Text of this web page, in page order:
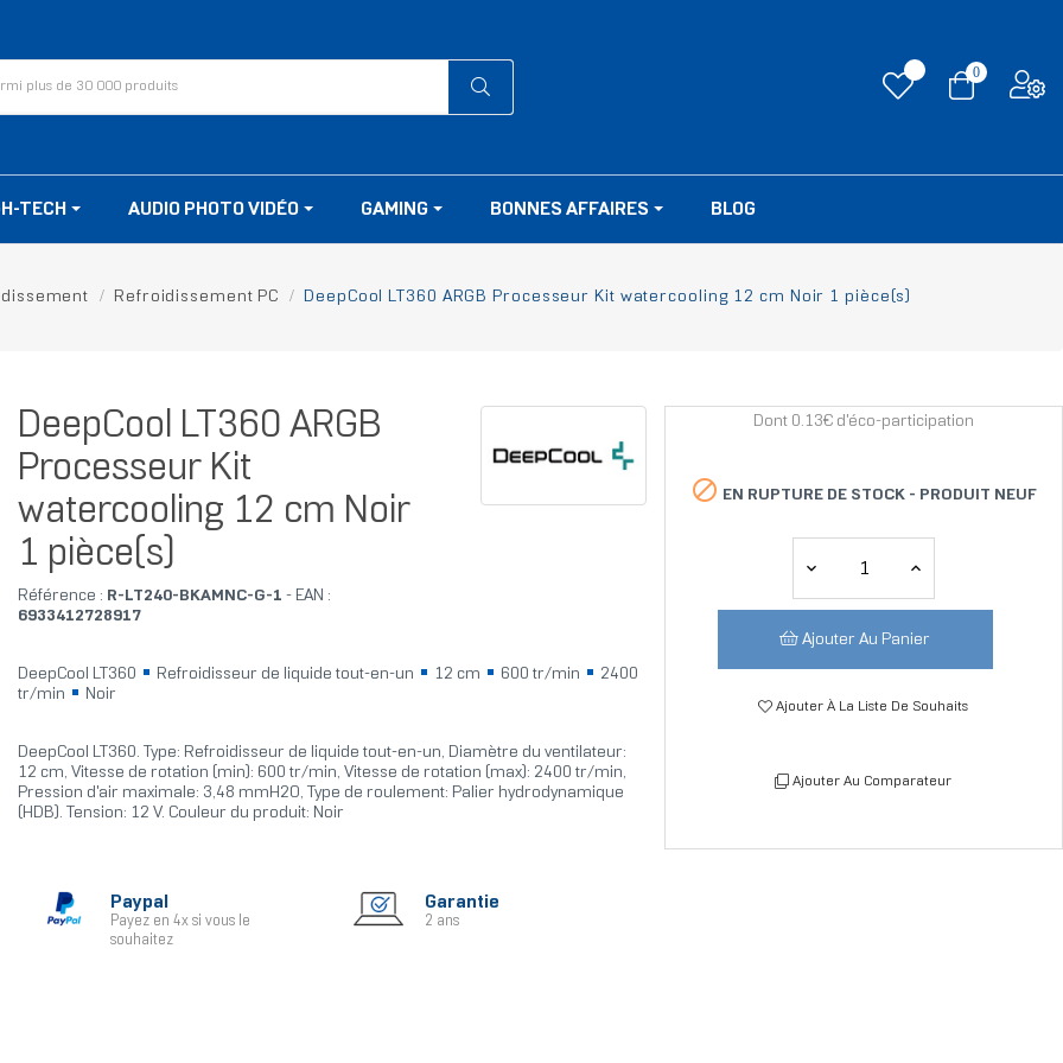
0
TECH AUDIO PHOTO VIDÉO GAMING BONNES AFFAIRES BLOG
Refroidissement PC DeepCool LT360 ARGB Processeur Kit watercooling 12 cm Noir 1 pièce(s)
DeepCool LT360 ARGB
Processeur Kit
watercooling 12 cm Noir
1 pièce(s)
Référence : R-LT240-BKAMNC-G-1 - EAN :
6933412728917
DeepCool LT360 Refroidisseur de liquide tout-en-un 12 cm 600 tr/min
2400
tr/min
Noir
DeepCool LT360. Type: Refroidisseur de liquide tout-en-un, Diamètre du ventilateur:
12 cm, Vitesse de rotation (min): 600 tr/min, Vitesse de rotation (max): 2400 tr/min,
Pression d'air maximale: 3,48 mmH2O, Type de roulement: Palier hydrodynamique
(HDB). Tension: 12 V. Couleur du produit: Noir
Paypal
Payez en 4x si vous le
souhaitez
Garantie
2 ans
Dont 0.13€ d'éco-participation
 EN RUPTURE DE STOCK - PRODUIT NEUF
Ajouter Au Panier
Ajouter À La Liste De Souhaits
Ajouter Au Comparateur